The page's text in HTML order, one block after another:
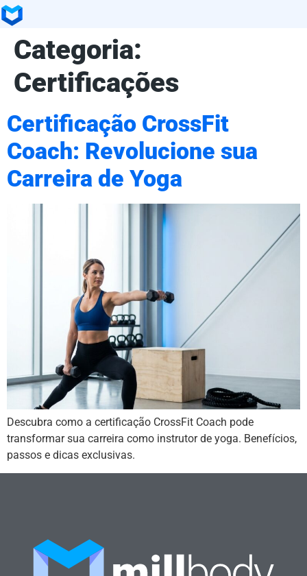
Categoria:
Certificações
Certificação CrossFit
Coach: Revolucione sua
Carreira de Yoga
Descubra como a certificação CrossFit Coach pode
transformar sua carreira como instrutor de yoga. Benefícios,
passos e dicas exclusivas.